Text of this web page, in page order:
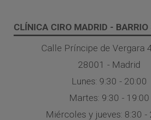
CLÍNICA CIRO MADRID -
Calle Príncipe de Vergara
28001 - Madrid
Lunes: 9:30 - 20:00
Martes: 9:30 - 19:00
Miércoles y jueves: 8:30 -